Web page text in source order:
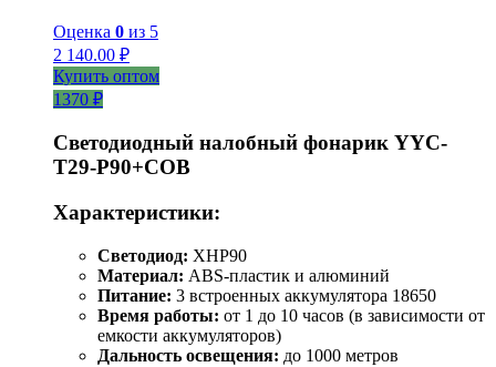
Оценка 0 из 5
2 140.00 ₽
Купить оптом
1370 ₽
Светодиодный налобный фонарик YYC-
T29-P90+COB
Характеристики:
Светодиод: XHP90
Материал: ABS-пластик и алюминий
Питание: 3 встроенных аккумулятора 18650
Время работы: от 1 до 10 часов (в зависимости от
емкости аккумуляторов)
Дальность освещения: до 1000 метров